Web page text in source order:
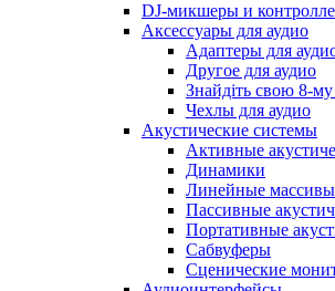
DJ-микшеры и
Аксессуары для аудио
Адаптеры для
Другое для аудио
Знайдіть свою 8-му
Чехлы для аудио
Акустические системы
Активные
Динамики
Линейные массивы
Пассивные
Портативные
Сабвуферы
Сценические